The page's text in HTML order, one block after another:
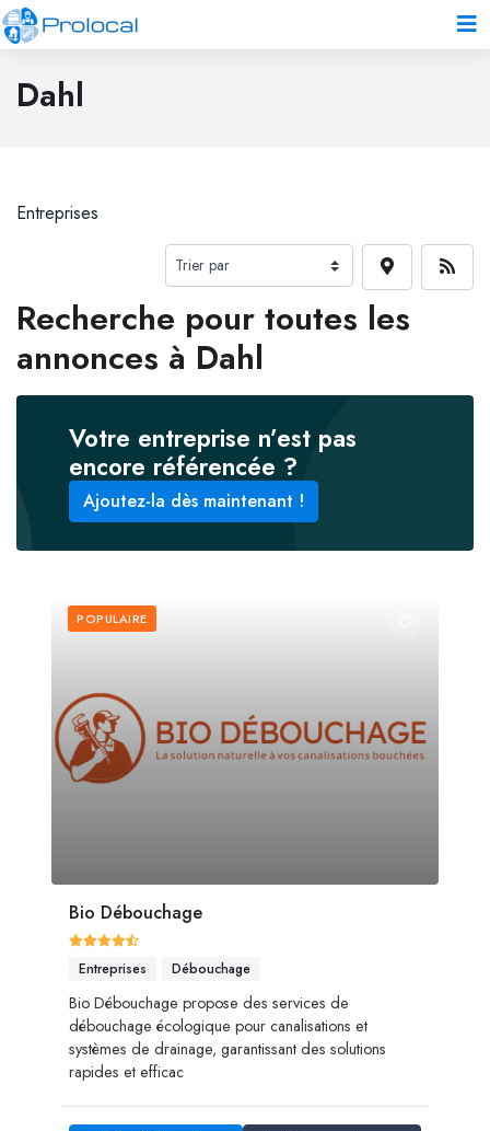
Dahl
Entreprises
Recherche pour toutes les
annonces à Dahl
Votre entreprise n’est pas
encore référencée ?
Ajoutez-la dès maintenant !
POPULAIRE
Bio Débouchage
Entreprises Débouchage
Bio Débouchage propose des services de
débouchage écologique pour canalisations et
systèmes de drainage, garantissant des solutions
rapides et efficac